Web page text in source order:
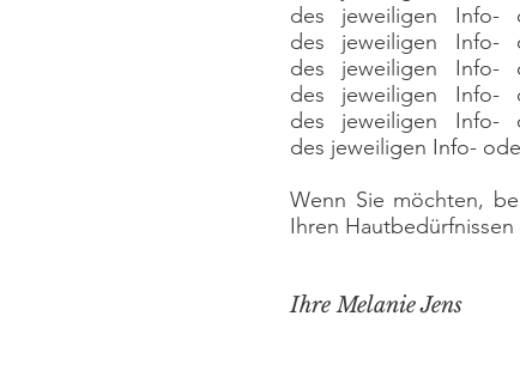
des jeweiligen Info-
des jeweiligen Info-
des jeweiligen Info-
des jeweiligen Info-
des jeweiligen Info-
des jeweiligen Info-
Wenn Sie möchten,
Ihren
Ihre Melanie Jens